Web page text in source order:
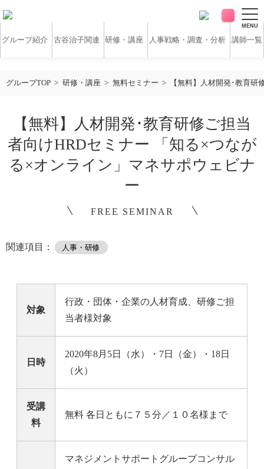
MENU
グループ紹介 古谷治子関連 研修・講座 人事戦略・調査・分析 講師一覧
アンケート・サーベイ ホワイトペーパー
無料研修動画 導入実績
コラム
営業時間：平日9:30 ～ 18:30
グループTOP 研修・講座 無料セミナー 【無料】人材開発･教育
【無料】人材開発･教育研修ご担当
者向けHRDセミナー 「知る×つなが
る×オンライン」マネサポウェビナ
ー
FREE SEMINAR
関連項目： 人事・研修
対象
行政・団体・企業の人材育成、研修ご担
当者様対象
日時
2020年8月5日（水）・7日（金）・18日
（火）
受講
料
無料 各日ともに７５分／１０名様まで
マネジメントサポートグループコンサル